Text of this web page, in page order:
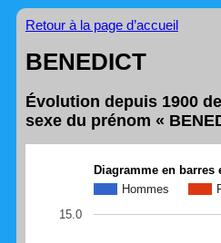
Retour à la page d’accueil
BENEDICT
Évolution depuis 1900
sexe du prénom «
Diagramme en barres
Hommes
15.0